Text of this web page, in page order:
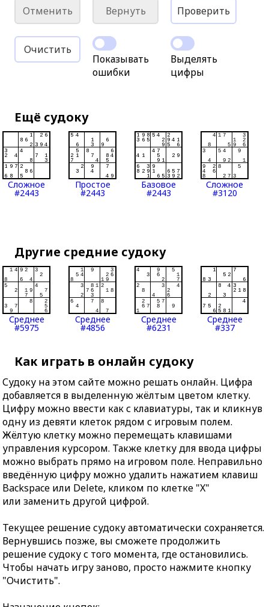
Отменить Вернуть Проверить
Очистить
Показывать
ошибки
Выделять
цифры
Ещё судоку
Сложное
#2443
Простое
#2443
Базовое
#2443
Сложное
#3120
Другие средние судоку
Среднее
#5975
Среднее
#4856
Среднее
#6231
Среднее
#337
Как играть в онлайн судоку
Судоку на этом сайте можно решать онлайн. Цифра
добавляется в выделенную жёлтым цветом клетку.
Цифру можно ввести как с клавиатуры, так и кликнув
одну из девяти клеток рядом с игровым полем.
Жёлтую клетку можно перемещать клавишами
управления курсором. Также клетку для ввода цифры
можно выбрать прямо на игровом поле. Неправильно
введённую цифру можно удалить нажатием клавиш
Backspace или Delete, кликом по клетке "X"
или заменить другой цифрой.
Текущее решение судоку автоматически сохраняется.
Вернувшись позже, вы сможете продолжить
решение судоку с того момента, где остановились.
Чтобы начать игру заново, просто нажмите кнопку
"Очистить".